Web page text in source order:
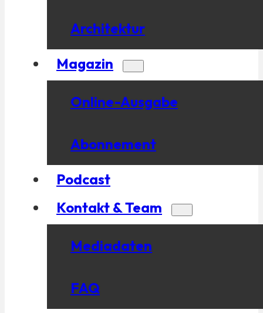
Architektur
Magazin
Online-Ausgabe
Abonnement
Podcast
Kontakt & Team
Mediadaten
FAQ